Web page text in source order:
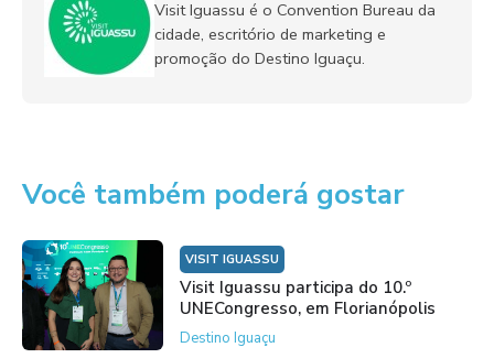
Visit Iguassu é o Convention Bureau da
cidade, escritório de marketing e
promoção do Destino Iguaçu.
Você também poderá gostar
VISIT IGUASSU
Visit Iguassu participa do 10.º
UNECongresso, em Florianópolis
Destino Iguaçu